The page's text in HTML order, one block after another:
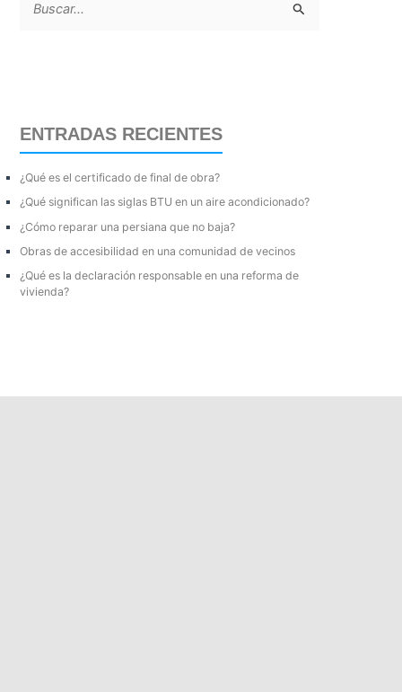
r
o
r
:
ENTRADAS RECIENTES
¿Qué es el certificado de final de obra?
¿Qué significan las siglas BTU en un aire acondicionado?
¿Cómo reparar una persiana que no baja?
Obras de accesibilidad en una comunidad de vecinos
¿Qué es la declaración responsable en una reforma de
vivienda?